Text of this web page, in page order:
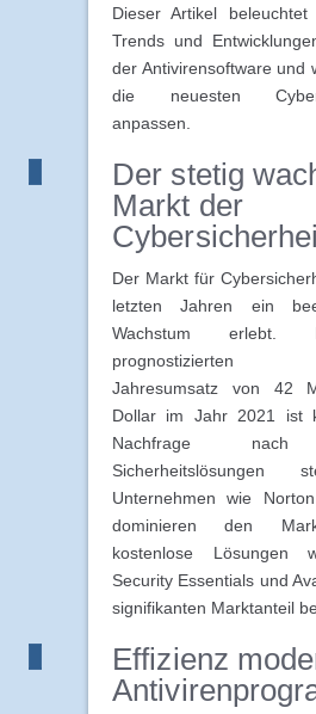
Dieser Artikel
Trends und
der Antivirensoftware und
die neuesten
anpassen.
Der stetig
Markt der
Der Markt für
letzten Jahren ein
Wachstum erlebt.
prognostizierten
Jahresumsatz von 42
Dollar im Jahr 2021 ist
Nachfrage nach
Sicherheitslösungen
Unternehmen wie
dominieren den
kostenlose Lösungen
Security Essentials und
signifikanten Marktanteil
Effizienz